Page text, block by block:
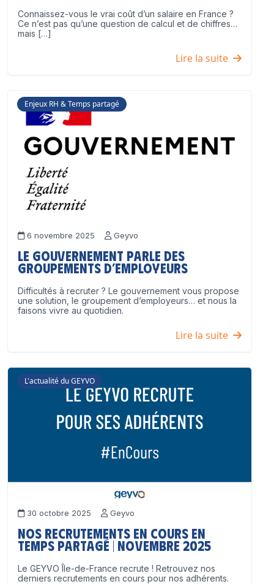
Connaissez-vous le vrai coût d’un salaire en France ?
Ce n’est pas qu’une question de calcul et de chiffres…
mais […]
Lire la suite
Enjeux RH & Temps partagé
6 novembre 2025 Geyvo
Le Gouvernement parle des
groupements d’employeurs
Difficultés à recruter ? Le gouvernement vous propose
une solution, le groupement d’employeurs… et nous la
faisons vivre au quotidien.
Lire la suite
L'actualité du GEYVO
30 octobre 2025 Geyvo
Nos recrutements en cours en
temps partagé | Novembre 2025
Le GEYVO Île-de-France recrute ! Retrouvez nos
derniers recrutements en cours pour nos adhérents.